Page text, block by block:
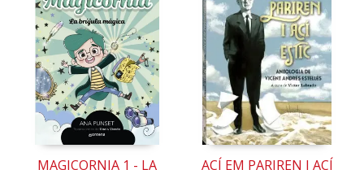
MAGICORNIA 1 - LA
ACÍ EM PARIREN I ACÍ